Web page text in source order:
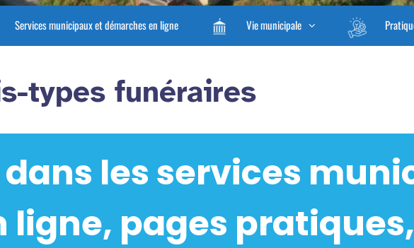
Services municipaux et démarches en ligne Vie municipale
types funéraires
les services
pages